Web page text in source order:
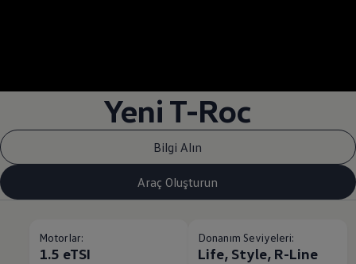
Yeni T-Roc
Bilgi Alın
Araç Oluşturun
Motorlar:
1.5 eTSI
Donanım Seviyeleri:
Life, Style, R-Line